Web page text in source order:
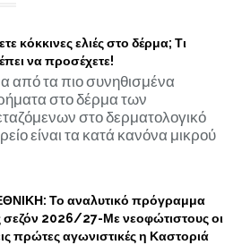
κόκκινες ελιές στο δέρμα; Τι
να προσέχετε!
από τα πιο συνηθισμένα
στο δέρμα των
στο δερματολογικό
είναι τα κατά κανόνα μικρού
Το αναλυτικό πρόγραμμα
σεζόν 2026/27-Με νεοφώτιστους οι
πρώτες αγωνιστικές η Καστοριά